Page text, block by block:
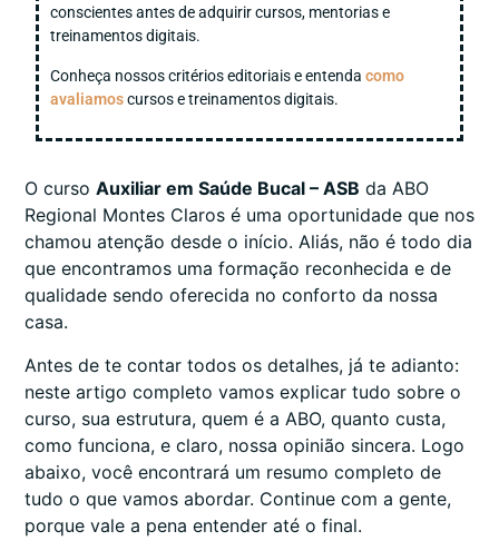
conscientes antes de adquirir cursos, mentorias e
treinamentos digitais.
Conheça nossos critérios editoriais e entenda como
avaliamoscursos e treinamentos digitais.
O curso Auxiliar em Saúde Bucal – ASB da ABO
Regional Montes Claros é uma oportunidade que nos
chamou atenção desde o início. Aliás, não é todo dia
que encontramos uma formação reconhecida e de
qualidade sendo oferecida no conforto da nossa
casa.
Antes de te contar todos os detalhes, já te adianto:
neste artigo completo vamos explicar tudo sobre o
curso, sua estrutura, quem é a ABO, quanto custa,
como funciona, e claro, nossa opinião sincera. Logo
abaixo, você encontrará um resumo completo de
tudo o que vamos abordar. Continue com a gente,
porque vale a pena entender até o final.